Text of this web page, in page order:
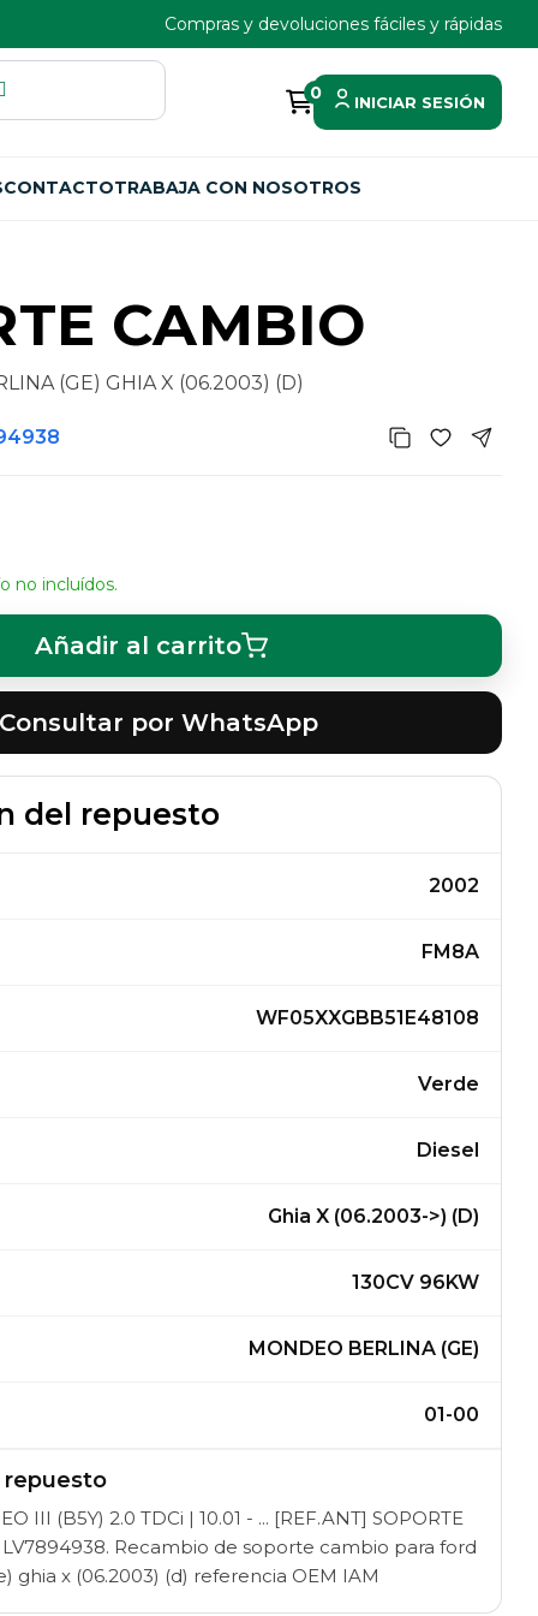
Compras y devoluciones fáciles y rápidas
0 INICIAR SESIÓN
CONTACTOTRABAJA CON NOSOTROS
CAMBIO
(GE) GHIA X (06.2003) (D)
no incluídos.
Añadir al carrito
Consultar por WhatsApp
del repuesto
2002
FM8A
WF05XXGBB51E48108
Verde
Diesel
Ghia X (06.2003->) (D)
130CV 96KW
MONDEO BERLINA (GE)
01-00
repuesto
III (B5Y) 2.0 TDCi | 10.01 - ... [REF.ANT] SOPORTE
Recambio de soporte cambio para ford
ghia x (06.2003) (d) referencia OEM IAM